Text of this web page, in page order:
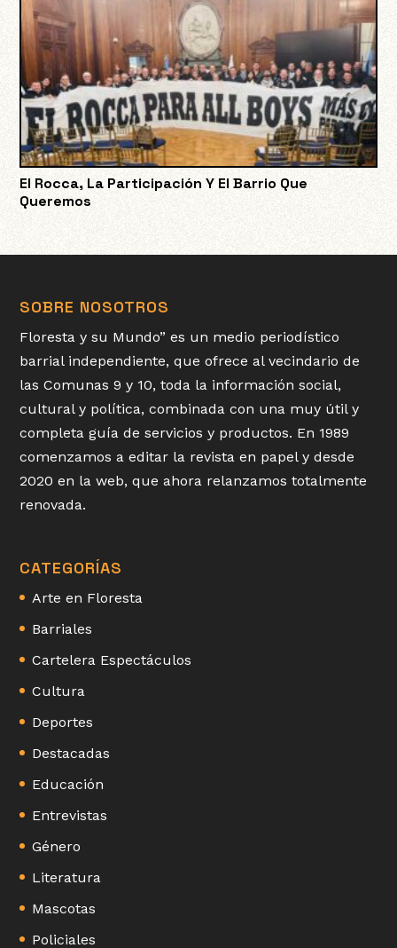
El Rocca, La Participación Y El Barrio Que
Queremos
SOBRE NOSOTROS
Floresta y su Mundo” es un medio periodístico
barrial independiente, que ofrece al vecindario de
las Comunas 9 y 10, toda la información social,
cultural y política, combinada con una muy útil y
completa guía de servicios y productos. En 1989
comenzamos a editar la revista en papel y desde
2020 en la web, que ahora relanzamos totalmente
renovada.
CATEGORÍAS
Arte en Floresta
Barriales
Cartelera Espectáculos
Cultura
Deportes
Destacadas
Educación
Entrevistas
Género
Literatura
Mascotas
Policiales